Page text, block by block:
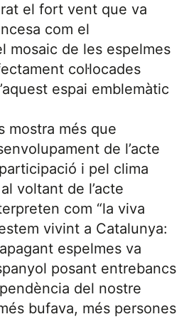
el fort vent que va
com el
mosaic de les espelmes
col·locades
espai emblemàtic
mostra més que
de l’acte
i pel clima
voltant de l’acte
com “la viva
vivint a Catalunya:
espelmes va
posant entrebancs
del nostre
bufava, més persones